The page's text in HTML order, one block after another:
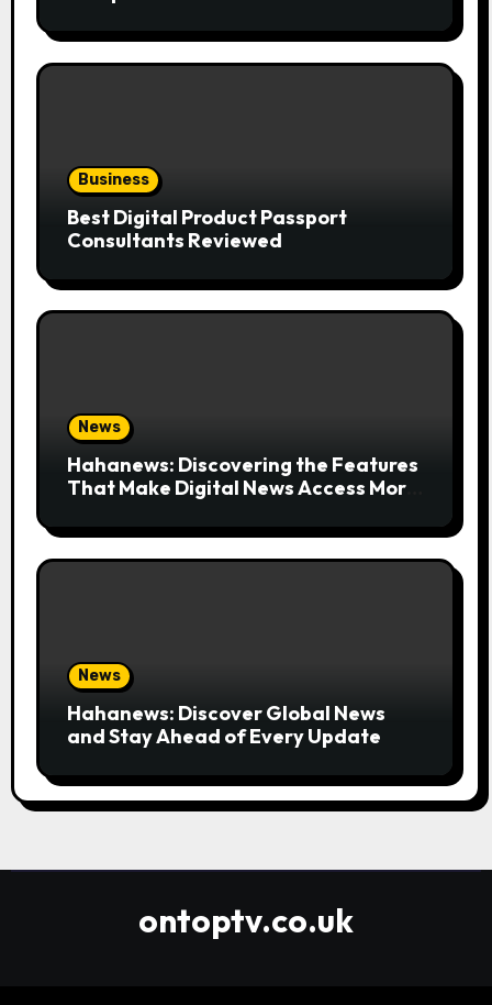
Business
Best Digital Product Passport
Consultants Reviewed
News
Hahanews: Discovering the Features
That Make Digital News Access More
News
Hahanews: Discover Global News
and Stay Ahead of Every Update
ontoptv.co.uk